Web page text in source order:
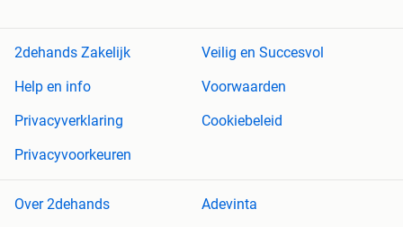
2dehands Zakelijk
Veilig en Succesvol
Help en info
Voorwaarden
Privacyverklaring
Cookiebeleid
Privacyvoorkeuren
Over 2dehands
Adevinta